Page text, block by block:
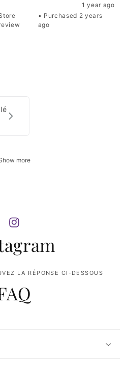
1 year ago
• Purchased 2 years
ago
more
LA RÉPONSE CI-DESSOUS